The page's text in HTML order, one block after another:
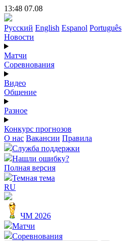
13:48 07.08
Русский English Espanol Português
Новости
Матчи
Соревнования
Видео
Общение
Разное
Конкурс прогнозов
О нас Вакансии Правила
Служба поддержки
Нашли ошибку?
Полная версия
Темная тема
RU
ЧМ 2026
Матчи
Соревнования